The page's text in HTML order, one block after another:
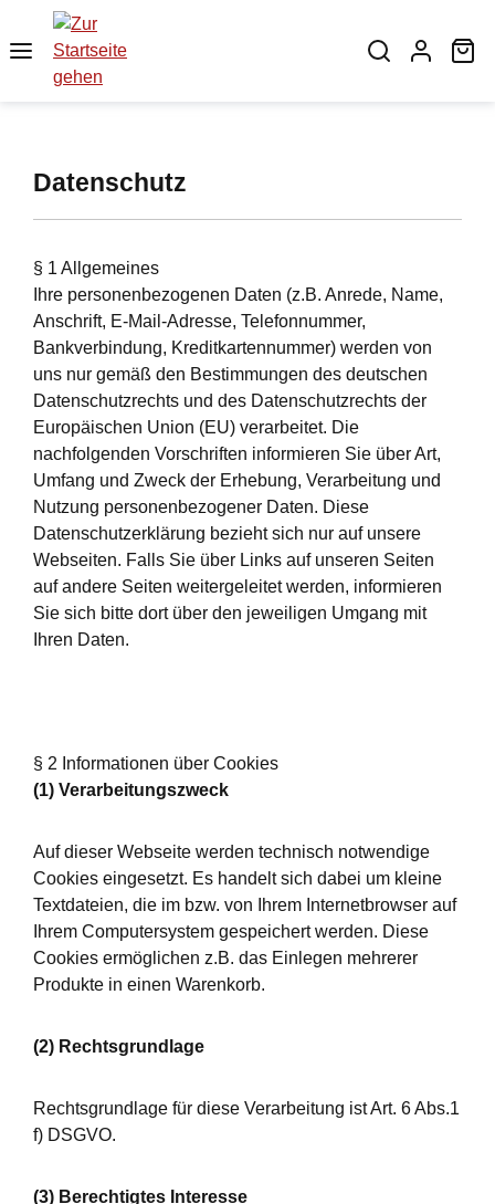
Zum Hauptinhalt springen
Datenschutz
§ 1 Allgemeines
Ihre personenbezogenen Daten (z.B. Anrede, Name,
Anschrift, E-Mail-Adresse, Telefonnummer,
Bankverbindung, Kreditkartennummer) werden von
uns nur gemäß den Bestimmungen des deutschen
Datenschutzrechts und des Datenschutzrechts der
Europäischen Union (EU) verarbeitet. Die
nachfolgenden Vorschriften informieren Sie über Art,
Umfang und Zweck der Erhebung, Verarbeitung und
Nutzung personenbezogener Daten. Diese
Datenschutzerklärung bezieht sich nur auf unsere
Webseiten. Falls Sie über Links auf unseren Seiten
auf andere Seiten weitergeleitet werden, informieren
Sie sich bitte dort über den jeweiligen Umgang mit
Ihren Daten.
§ 2 Informationen über Cookies
(1) Verarbeitungszweck
Auf dieser Webseite werden technisch notwendige
Cookies eingesetzt. Es handelt sich dabei um kleine
Textdateien, die im bzw. von Ihrem Internetbrowser auf
Ihrem Computersystem gespeichert werden. Diese
Cookies ermöglichen z.B. das Einlegen mehrerer
Produkte in einen Warenkorb.
(2) Rechtsgrundlage
Rechtsgrundlage für diese Verarbeitung ist Art. 6 Abs.1
f) DSGVO.
(3) Berechtigtes Interesse